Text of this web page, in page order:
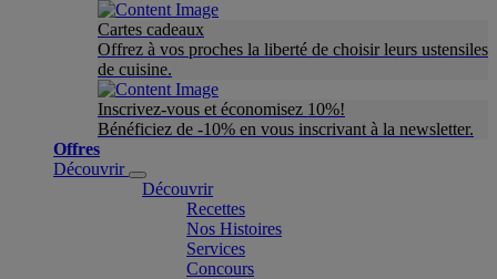
Cartes cadeaux
Offrez à vos proches la liberté de choisir leurs ustensiles
de cuisine.
Inscrivez-vous et économisez 10%!
Bénéficiez de -10% en vous inscrivant à la newsletter.
Offres
Découvrir
Découvrir
Recettes
Nos Histoires
Services
Concours